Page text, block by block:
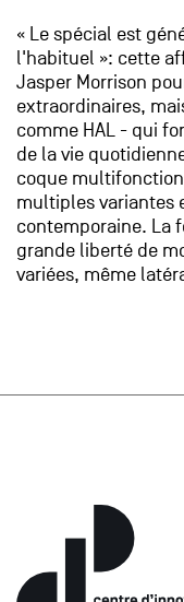
« Le spécial est
l'habituel »: cette
Jasper Morrison
extraordinaires,
comme HAL - qui
de la vie
coque
multiples variantes
contemporaine. La
grande liberté de
variées, même